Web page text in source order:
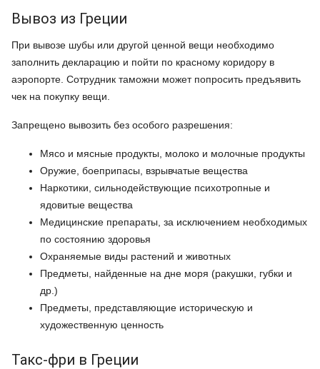
Вывоз из Греции
При вывозе шубы или другой ценной вещи необходимо
заполнить декларацию и пойти по красному коридору в
аэропорте. Сотрудник таможни может попросить предъявить
чек на покупку вещи.
Запрещено вывозить без особого разрешения:
Мясо и мясные продукты, молоко и молочные продукты
Оружие, боеприпасы, взрывчатые вещества
Наркотики, сильнодействующие психотропные и
ядовитые вещества
Медицинские препараты, за исключением необходимых
по состоянию здоровья
Охраняемые виды растений и животных
Предметы, найденные на дне моря (ракушки, губки и
др.)
Предметы, представляющие историческую и
художественную ценность
Такс-фри в Греции